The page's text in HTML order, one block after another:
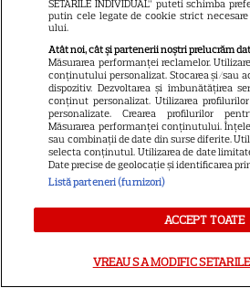
15
august:
colecție și
5
CINEMA
Eli Roth
înghețata
horror în
criminali
SETARILE INDIVIDUAL” puteti schimba
putin cele legate de cookie strict
ului.
Atât noi, cât și partenerii noștri prelucrăm
Măsurarea performanței reclamelor.
conținutului personalizat. Stocarea și/sau
dispozitiv. Dezvoltarea și îmbunătățirea
conținut personalizat. Utilizarea
personalizate. Crearea profilurilor
Măsurarea performanței conținutului.
sau combinații de date din surse diferite.
selecta conținutul. Utilizarea de date
Date precise de geolocație și identificarea
Listă parteneri (furnizori)
ACCEPT TOATE
VREAU SA MODIFIC